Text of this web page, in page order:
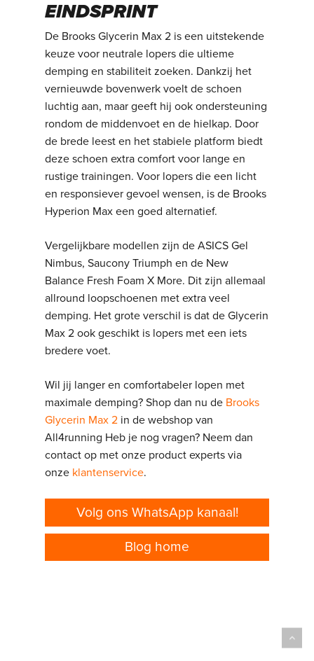
EINDSPRINT
De Brooks Glycerin Max 2 is een uitstekende
keuze voor neutrale lopers die ultieme
demping en stabiliteit zoeken. Dankzij het
vernieuwde bovenwerk voelt de schoen
luchtig aan, maar geeft hij ook ondersteuning
rondom de middenvoet en de hielkap. Door
de brede leest en het stabiele platform biedt
deze schoen extra comfort voor lange en
rustige trainingen. Voor lopers die een licht
en responsiever gevoel wensen, is de Brooks
Hyperion Max een goed alternatief.
Vergelijkbare modellen zijn de ASICS Gel
Nimbus, Saucony Triumph en de New
Balance Fresh Foam X More. Dit zijn allemaal
allround loopschoenen met extra veel
demping. Het grote verschil is dat de Glycerin
Max 2 ook geschikt is lopers met een iets
bredere voet.
Wil jij langer en comfortabeler lopen met
maximale demping? Shop dan nu de Brooks
Glycerin Max 2 in de webshop van
All4running Heb je nog vragen? Neem dan
contact op met onze product experts via
onze klantenservice.
Volg ons WhatsApp kanaal!
Blog home